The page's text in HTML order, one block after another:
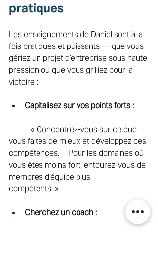
pratiques
Les enseignements de Daniel sont à la
fois pratiques et puissants — que vous
gériez un projet d’entreprise sous haute
pression ou que vous grilliez pour la
victoire :
Capitalisez sur vos points forts :
vous faites de mieux et développez ces
compétences. 	Pour les domaines où
vous êtes moins fort, entourez-vous de
membres d’équipe plus
compétents. »
Cherchez un coach :